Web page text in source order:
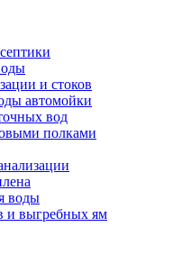
и стоков
автомойки
вод
полками
воды
и выгребных ям